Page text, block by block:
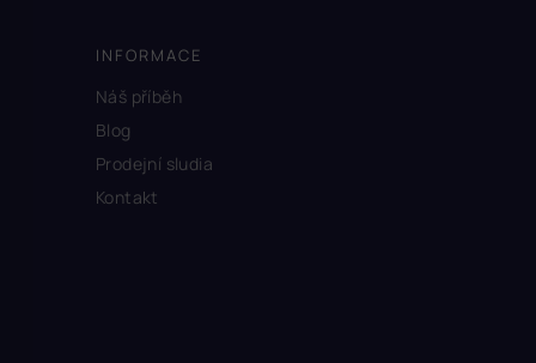
INFORMACE
Náš příběh
Blog
Prodejní sludia
Kontakt